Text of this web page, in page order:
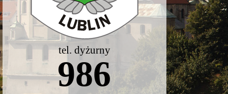
tel. dyżurny
986